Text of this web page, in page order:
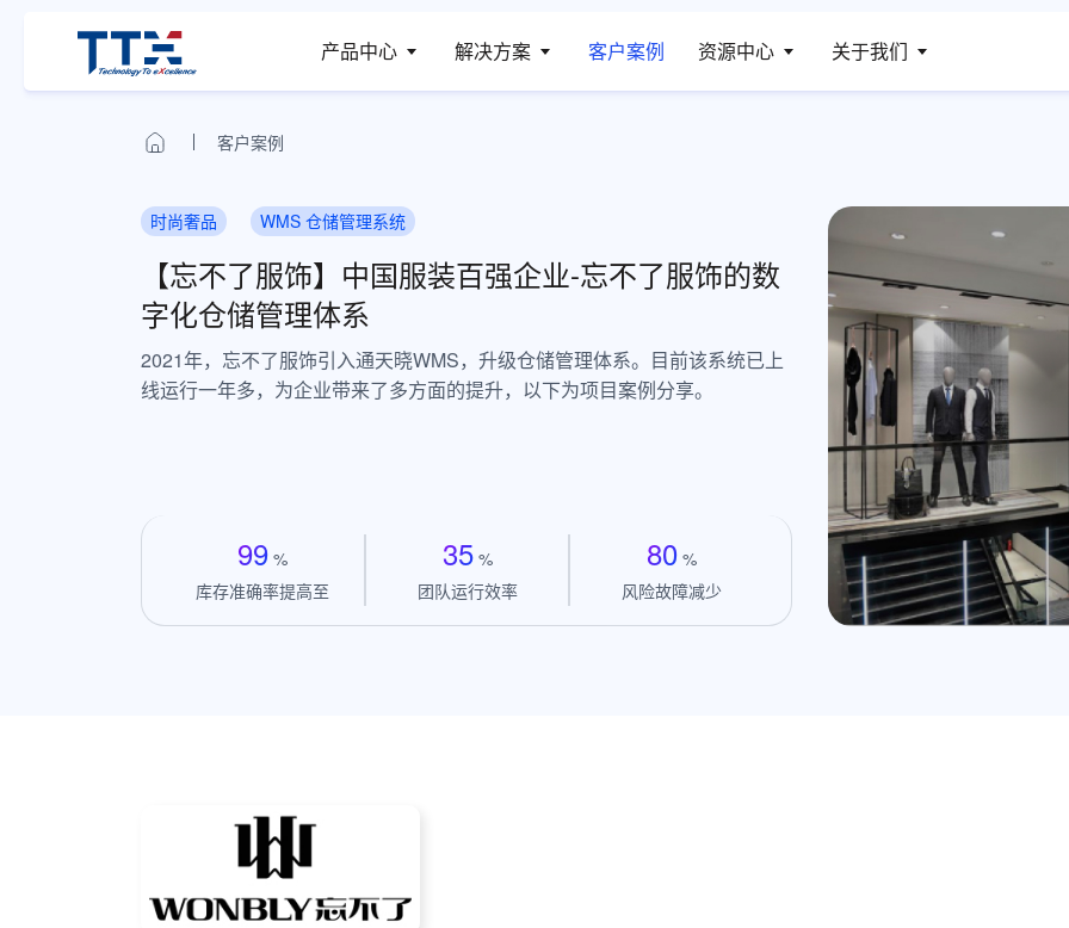
产品中心 解决方案 客户案例 资源中心 关于我们
客户案例
时尚奢品 WMS 仓储管理系统
【忘不了服饰】中国服装百强企业-忘不了服饰的数
字化仓储管理体系
2021年，忘不了服饰引入通天晓WMS，升级仓储管理体系。目前该系统已上
线运行一年多，为企业带来了多方面的提升，以下为项目案例分享。
99 %
库存准确率提高至
35%
团队运行效率
80%
风险故障减少